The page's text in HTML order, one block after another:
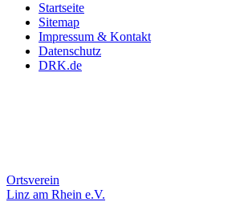
Startseite
Sitemap
Impressum & Kontakt
Datenschutz
DRK.de
Ortsverein
Linz am Rhein e.V.